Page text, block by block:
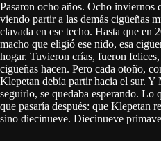
Pasaron ocho años. Ocho inviernos
viendo partir a las demás cigüeñas
clavada en ese techo. Hasta que en
macho que eligió ese nido, esa
hogar. Tuvieron crías, fueron
cigüeñas hacen. Pero cada otoño,
Klepetan debía partir hacia el sur. Y
seguirlo, se quedaba esperando. Lo
que pasaría después: que Klepetan
sino diecinueve. Diecinueve